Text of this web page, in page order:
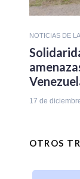
NOTICIAS DE
17 de
OTROS